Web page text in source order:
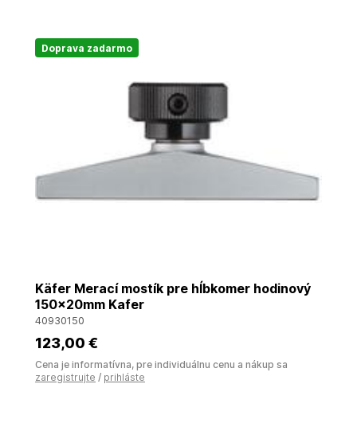
Doprava zadarmo
Käfer Merací mostík pre hĺbkomer hodinový
150x20mm Kafer
40930150
123,00 €
Cena je informatívna, pre individuálnu cenu a nákup sa
zaregistrujte / prihláste